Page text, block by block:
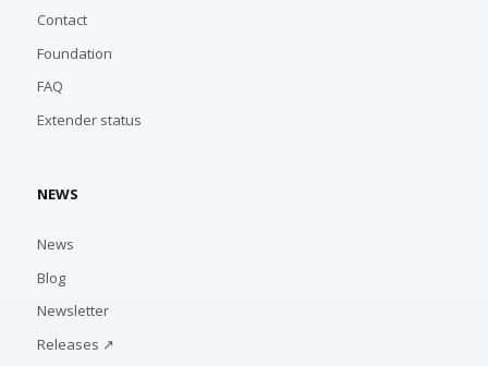
Contact
Foundation
FAQ
Extender status
NEWS
News
Blog
Newsletter
Releases ↗